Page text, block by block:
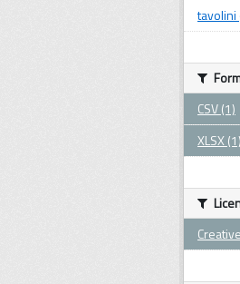
tavolini
CSV (1)
XLSX (1)